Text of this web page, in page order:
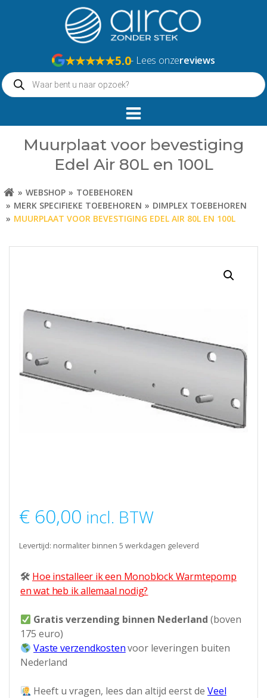
★★★★★5.0- Lees onzereviews
Producten
zoeken
Muurplaat voor bevestiging
Edel Air 80L en 100L
WEBSHOP
TOEBEHOREN
MERK SPECIFIEKE TOEBEHOREN
DIMPLEX TOEBEHOREN
MUURPLAAT VOOR BEVESTIGING EDEL AIR 80L EN 100L
€ 60,00 incl. BTW
Levertijd: normaliter binnen 5 werkdagen geleverd
🛠 Hoe installeer ik een Monoblock Warmtepomp
en wat heb ik allemaal nodig?
Gratis verzending binnen Nederland (boven
175 euro)
Vaste verzendkostenvoor leveringen buiten
Nederland
Heeft u vragen, lees dan altijd eerst deVeel